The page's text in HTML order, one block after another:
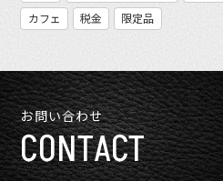
カフェ
税金 限定品
お問い合わせ
CONTACT